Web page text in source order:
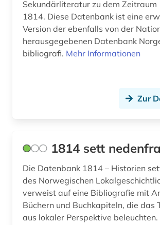
auschwitz-prozess (3)
ausgrabung (2)
ausländer (2)
ausstellung (4)
auswanderer (3)
auswanderung (14)
auswanderungspolitik (1)
Sekundärliteratur zu dem Zeitraum
1814. Diese Datenbank ist eine erweiterte
Version der ebenfalls von der
herausgegebenen Datenbank
bibliografi. Mehr Informationen
Zur
1814 sett nedenfra
Die Datenbank 1814 – Historien
des Norwegischen
verweist auf eine Bibliografie mit
Büchern und Buchkapiteln, die das
aus lokaler Perspektive beleuchten.